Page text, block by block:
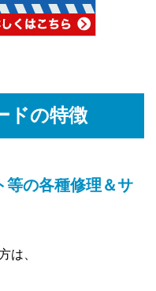
ドの特徴
等の各種修理＆サ
は、